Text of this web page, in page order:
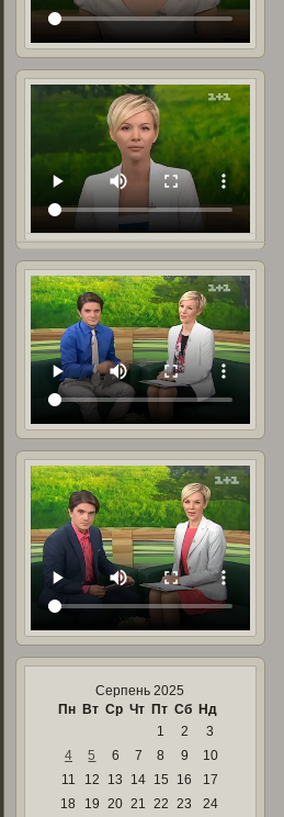
Серпень 2025
Пн Вт Ср Чт Пт Сб Нд
1
2
3
4
5 6 7 8 9
10
11
12 13 14 15 16
17
18
19 20 21 22 23
24